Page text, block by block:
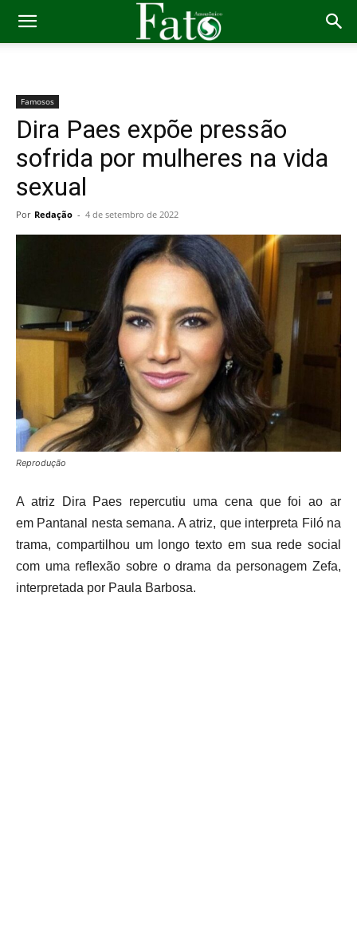
Famosos
Dira Paes expõe pressão
sofrida por mulheres na vida
sexual
Por Redação - 4 de setembro de 2022
Reprodução
A atriz Dira Paes repercutiu uma cena que foi ao ar
em Pantanal nesta semana. A atriz, que interpreta Filó na
trama, compartilhou um longo texto em sua rede social
com uma reflexão sobre o drama da personagem Zefa,
interpretada por Paula Barbosa.